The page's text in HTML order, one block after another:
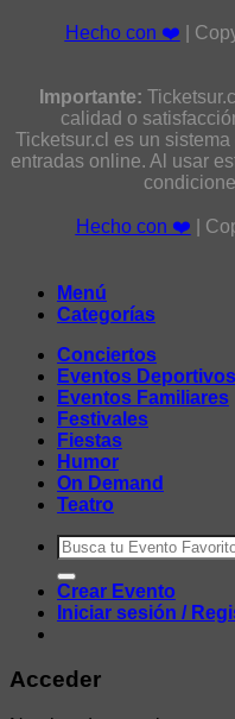
Hecho con ❤️ |
Importante:
calidad o
Ticketsur.cl es un
entradas online. Al usar
Hecho con ❤️ |
Menú
Categorías
Conciertos
Eventos Deportivos
Eventos Familiares
Festivales
Fiestas
Humor
On Demand
Teatro
Buscar
por:
Crear Evento
Iniciar sesión /
Acceder